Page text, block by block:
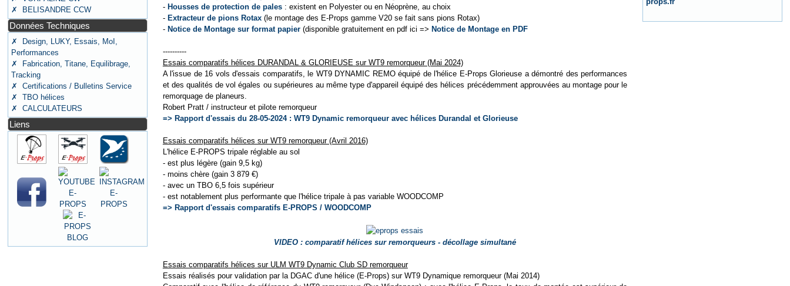
✗ BELISANDRE CCW
Données Techniques
✗ Design, LUKY, Essais, MoI,
Performances
✗ Fabrication, Titane, Equilibrage,
Tracking
✗ Certifications / Bulletins Service
✗ TBO hélices
✗ CALCULATEURS
Liens
- Housses de protection de pales: existent en Polyester ou en Néoprène, au choix
- Extracteur de pions Rotax(le montage des E-Props gamme V20 se fait sans pions Rotax)
- Notice de Montage sur format papier(disponible gratuitement en pdf ici => Notice de Montage en PDF
----------
Essais comparatifs hélices DURANDAL & GLORIEUSE sur WT9 remorqueur (Mai 2024)
A l'issue de 16 vols d'essais comparatifs, le WT9 DYNAMIC REMO équipé de l'hélice E-Props Glorieuse a démontré des performances
et des qualités de vol égales ou supérieures au même type d'appareil équipé des hélices précédemment approuvées au montage pour le
remorquage de planeurs.
Robert Pratt / instructeur et pilote remorqueur
=> Rapport d'essais du 28-05-2024 : WT9 Dynamic remorqueur avec hélices Durandal et Glorieuse
Essais comparatifs hélices sur WT9 remorqueur (Avril 2016)
L'hélice E-PROPS tripale réglable au sol
- est plus légère (gain 9,5 kg)
- moins chère (gain 3 879 €)
- avec un TBO 6,5 fois supérieur
- est notablement plus performante que l'hélice tripale à pas variable WOODCOMP
=> Rapport d'essais comparatifs E-PROPS / WOODCOMP
VIDEO : comparatif hélices sur remorqueurs - décollage simultané
Essais comparatifs hélices sur ULM WT9 Dynamic Club SD remorqueur
Essais réalisés pour validation par la DGAC d'une hélice (E-Props) sur WT9 Dynamique remorqueur (Mai 2014)